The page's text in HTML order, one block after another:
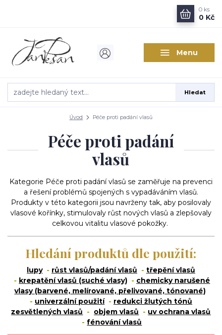
Menu
Hledat
0 ks
0 Kč
Úvod Péče proti padání vlasů
Péče proti padání
vlasů
Kategorie Péče proti padání vlasů se zaměřuje na prevenci
a řešení problémů spojených s vypadáváním vlasů.
Produkty v této kategorii jsou navrženy tak, aby posilovaly
vlasové kořínky, stimulovaly růst nových vlasů a zlepšovaly
celkovou vitalitu vlasové pokožky.
Hledání produktů dle použití:
lupy - růst vlasů/padání vlasů - třepění vlasů
- krepatění vlasů (suché vlasy) - chemicky narušené
vlasy (barvené, melírované, přelivované, tónované)
- univerzální použití - redukci žlutých tónů
zesvětlených vlasů - objem vlasů - uv ochrana vlasů
-fénování vlasů